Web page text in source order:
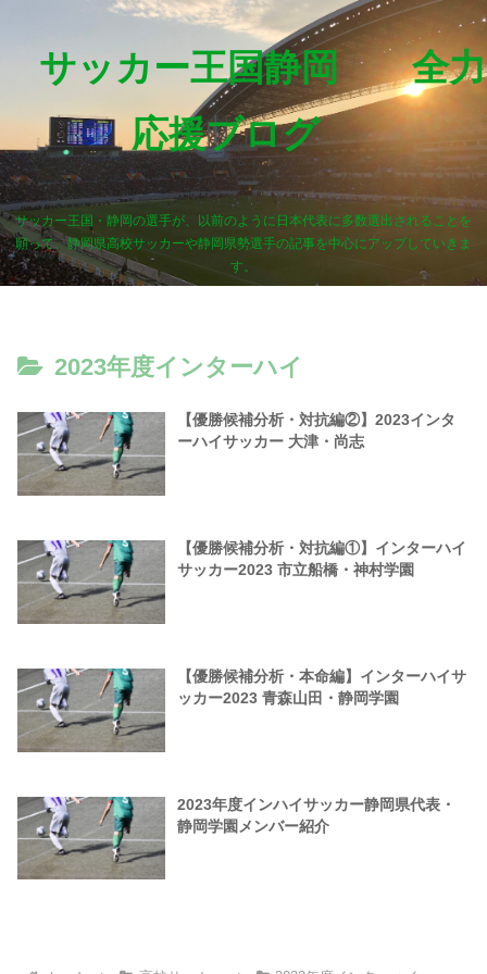
サッカー王国静岡 全力
応援ブログ
サッカー王国・静岡の選手が、以前のように日本代表に多数選出されることを
願って、静岡県高校サッカーや静岡県勢選手の記事を中心にアップしていきま
す。
2023年度インターハイ
【優勝候補分析・対抗編②】2023インタ
ーハイサッカー 大津・尚志
【優勝候補分析・対抗編①】インターハイ
サッカー2023 市立船橋・神村学園
【優勝候補分析・本命編】インターハイサ
ッカー2023 青森山田・静岡学園
2023年度インハイサッカー静岡県代表・
静岡学園メンバー紹介